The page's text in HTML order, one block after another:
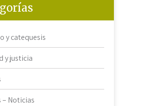
y catequesis
y justicia
– Noticias